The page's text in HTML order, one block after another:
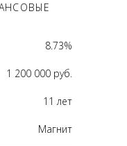
8.73%
1 200 000 руб.
11 лет
Магнит